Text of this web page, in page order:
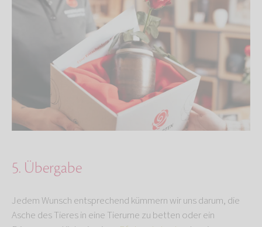
5. Übergabe
Jedem Wunsch entsprechend kümmern wir uns darum, die
Asche des Tieres in eine Tierurne zu betten oder ein